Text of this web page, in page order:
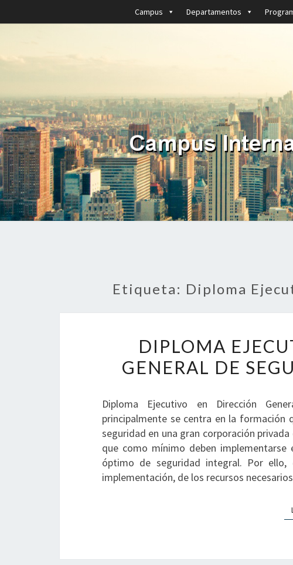
Campus Departamentos
Etiqueta: Diploma
DIPLOMA
GENERAL DE
Diploma Ejecutivo en Dirección
principalmente se centra en la formación
seguridad en una gran corporación
que como mínimo deben implementarse
óptimo de seguridad integral. Por
implementación, de los recursos